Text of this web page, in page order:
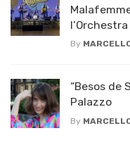
By
“Besos de
Palazzo
By